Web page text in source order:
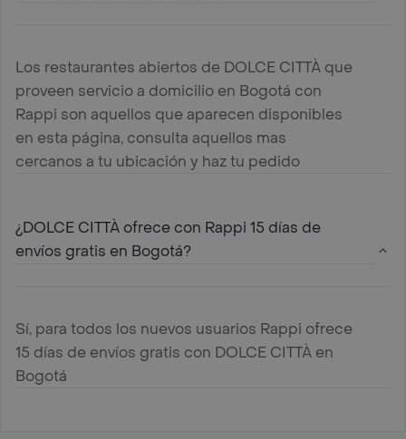
Los restaurantes abiertos de DOLCE CITTÀ que
proveen servicio a domicilio en Bogotá con
Rappi son aquellos que aparecen disponibles
en esta página, consulta aquellos mas
cercanos a tu ubicación y haz tu pedido
¿DOLCE CITTÀ ofrece con Rappi 15 días de
envíos gratis en Bogotá?
Sí, para todos los nuevos usuarios Rappi ofrece
15 días de envíos gratis con DOLCE CITTÀ en
Bogotá